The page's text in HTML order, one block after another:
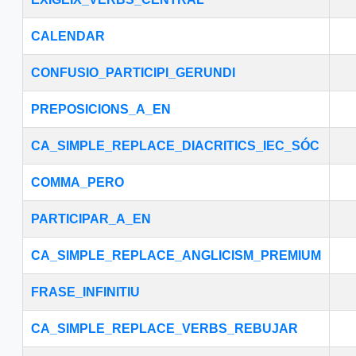
CALENDAR
CONFUSIO_PARTICIPI_GERUNDI
PREPOSICIONS_A_EN
CA_SIMPLE_REPLACE_DIACRITICS_IEC_SÓC
COMMA_PERO
PARTICIPAR_A_EN
CA_SIMPLE_REPLACE_ANGLICISM_PREMIUM
FRASE_INFINITIU
CA_SIMPLE_REPLACE_VERBS_REBUJAR